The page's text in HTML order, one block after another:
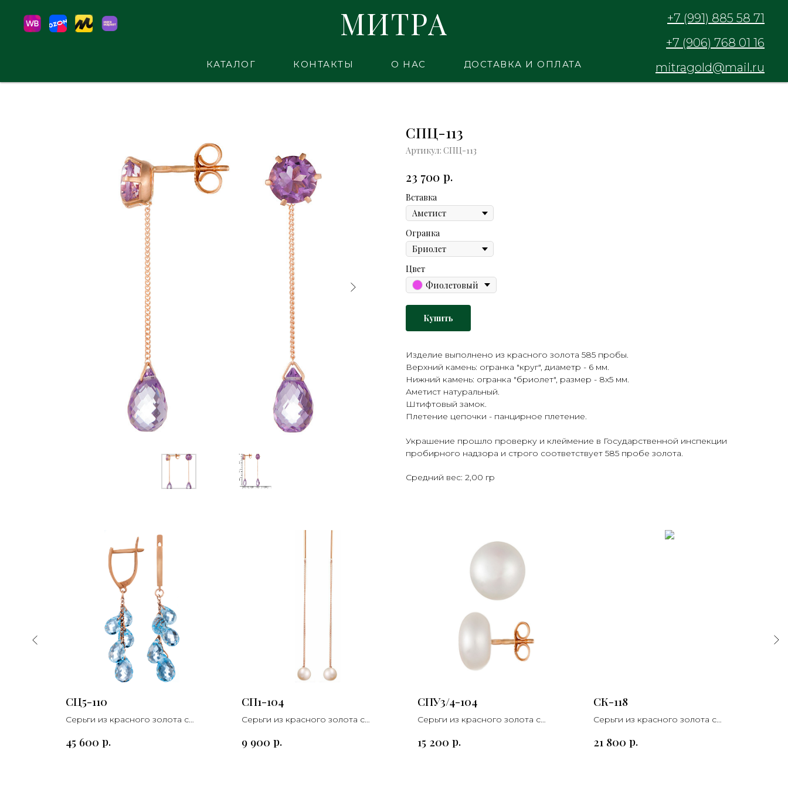
МИТРА
+7 (991) 885 58 71
+7 (906) 768 01 16
mitragold@mail.ru
КАТАЛОГ КОНТАКТЫ О НАС ДОСТАВКА И ОПЛАТА
СПЦ-113
Артикул: СПЦ-113
23 700 р.
Вставка
Огранка
Цвет
Фиолетовый
Купить
Изделие выполнено из красного золота 585 пробы.
Верхний камень: огранка "круг", диаметр - 6 мм.
Нижний камень: огранка "бриолет", размер - 8х5 мм.
Аметист натуральный.
Штифтовый замок.
Плетение цепочки - панцирное плетение.
Украшение прошло проверку и клеймение в Государственной инспекции
пробирного надзора и строго соответствует 585 пробе золота.
Средний вес: 2,00 гр
СЦ5-110
Серьги из красного золота с
45 600 р.
СП1-104
Серьги из красного золота с
9 900 р.
СПУ3/4-104
Серьги из красного золота с
15 200 р.
СК-118
Серьги из красного золота с
21 800 р.